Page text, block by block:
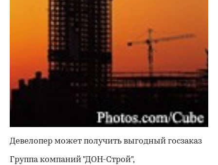
Девелопер может получить выгодный госзаказ
Группа компаний "ДОН-Строй",